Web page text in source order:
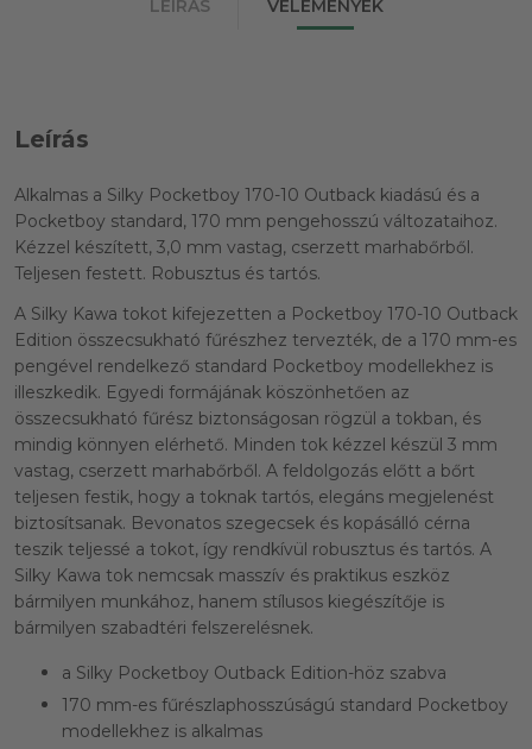
LEÍRÁS VÉLEMÉNYEK
Leírás
Alkalmas a Silky Pocketboy 170-10 Outback kiadású és a
Pocketboy standard, 170 mm pengehosszú változataihoz.
Kézzel készített, 3,0 mm vastag, cserzett marhabőrből.
Teljesen festett. Robusztus és tartós.
A Silky Kawa tokot kifejezetten a Pocketboy 170-10 Outback
Edition összecsukható fűrészhez tervezték, de a 170 mm-es
pengével rendelkező standard Pocketboy modellekhez is
illeszkedik. Egyedi formájának köszönhetően az
összecsukható fűrész biztonságosan rögzül a tokban, és
mindig könnyen elérhető. Minden tok kézzel készül 3 mm
vastag, cserzett marhabőrből. A feldolgozás előtt a bőrt
teljesen festik, hogy a toknak tartós, elegáns megjelenést
biztosítsanak. Bevonatos szegecsek és kopásálló cérna
teszik teljessé a tokot, így rendkívül robusztus és tartós. A
Silky Kawa tok nemcsak masszív és praktikus eszköz
bármilyen munkához, hanem stílusos kiegészítője is
bármilyen szabadtéri felszerelésnek.
a Silky Pocketboy Outback Edition-höz szabva
170 mm-es fűrészlaphosszúságú standard Pocketboy
modellekhez is alkalmas